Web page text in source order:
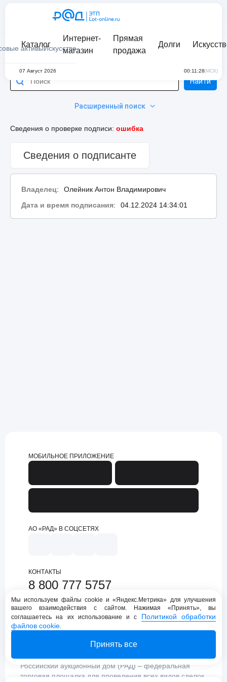
активыИскусство
Каталог
Интернет-
магазин
Прямая
продажа
Долги
07 Август 2026 00:11:28(МСК)
Расширенный поиск
Найти
Сведения о проверке подписи: ошибка
Сведения о подписанте
Владелец:
Олейник Антон Владимирович
Дата и время подписания: 04.12.2024 14:34:01
МОБИЛЬНОЕ ПРИЛОЖЕНИЕ
АО «РАД» В СОЦСЕТЯХ
КОНТАКТЫ
8 800 777 5757
support@lot-online.ru
Техническая поддержка
Российский аукционный дом (РАД) – федеральная
торговая площадка для проведения всех видов сделок
Мы используем файлы cookie и «Яндекс.Метрика» для улучшения
вашего взаимодействия с сайтом. Нажимая «Принять», вы
соглашаетесь на их использование и с Политикой обработки
файлов cookie.
Принять все